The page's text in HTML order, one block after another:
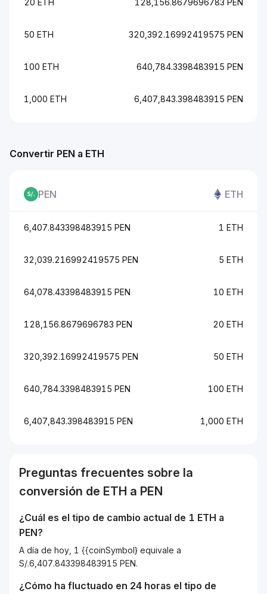
20 ETH 128,156.8679696783 PEN
50 ETH 320,392.16992419575 PEN
100 ETH 640,784.3398483915 PEN
1,000 ETH 6,407,843.398483915 PEN
Convertir PEN a ETH
PEN ETH
6,407.843398483915 PEN 1 ETH
32,039.216992419575 PEN 5 ETH
64,078.43398483915 PEN 10 ETH
128,156.8679696783 PEN 20 ETH
320,392.16992419575 PEN 50 ETH
640,784.3398483915 PEN 100 ETH
6,407,843.398483915 PEN 1,000 ETH
Preguntas frecuentes sobre la
conversión de ETH a PEN
¿Cuál es el tipo de cambio actual de 1 ETH a
PEN?
A día de hoy, 1 {{coinSymbol} equivale a
S/.6,407.843398483915 PEN.
¿Cómo ha fluctuado en 24 horas el tipo de